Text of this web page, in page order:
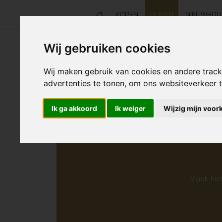
Wij gebruiken cookies
Wij maken gebruik van cookies en andere
advertenties te tonen, om ons websiteverkeer
Ik ga akkoord Ik weiger Wijzig mijn
KOPEN HUREN
Helaas
Maak